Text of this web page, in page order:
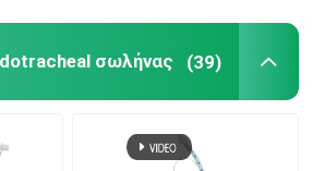
σωλήνας (39)